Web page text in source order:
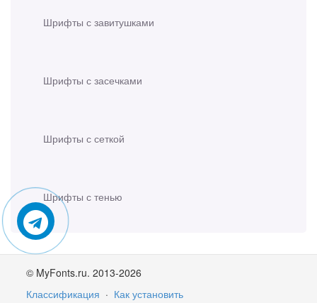
Шрифты с завитушками
Шрифты с засечками
Шрифты с сеткой
Шрифты с тенью
© MyFonts.ru. 2013-2026
Классификация · Как установить